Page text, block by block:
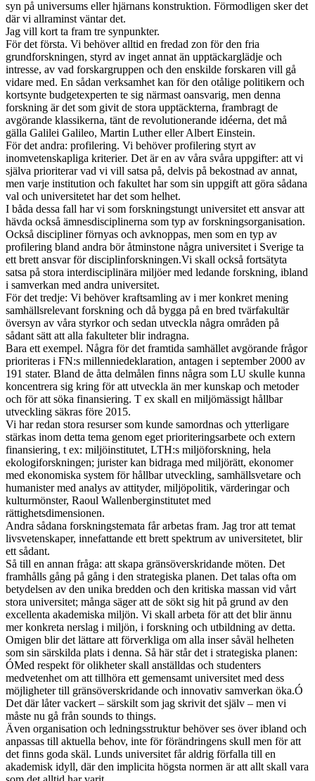
syn på universums eller hjärnans konstruktion. Förmodligen sker det
där vi allraminst väntar det.
Jag vill kort ta fram tre synpunkter.
För det första. Vi behöver alltid en fredad zon för den fria
grundforskningen, styrd av inget annat än upptäckarglädje och
intresse, av vad forskargruppen och den enskilde forskaren vill gå
vidare med. En sådan verksamhet kan för den otålige politikern och
kortsynte budgetexperten te sig närmast oansvarig, men denna
forskning är det som givit de stora upptäckterna, frambragt de
avgörande klassikerna, tänt de revolutionerande idéerna, det må
gälla Galilei Galileo, Martin Luther eller Albert Einstein.
För det andra: profilering. Vi behöver profilering styrt av
inomvetenskapliga kriterier. Det är en av våra svåra uppgifter: att vi
själva prioriterar vad vi vill satsa på, delvis på bekostnad av annat,
men varje institution och fakultet har som sin uppgift att göra sådana
val och universitetet har det som helhet.
I båda dessa fall har vi som forskningstungt universitet ett ansvar att
hävda också ämnesdisciplinerna som typ av forskningsorganisation.
Också discipliner förnyas och avknoppas, men som en typ av
profilering bland andra bör åtminstone några universitet i Sverige ta
ett brett ansvar för disciplinforskningen.Vi skall också fortsätyta
satsa på stora interdisciplinära miljöer med ledande forskning, ibland
i samverkan med andra universitet.
För det tredje: Vi behöver kraftsamling av i mer konkret mening
samhällsrelevant forskning och då bygga på en bred tvärfakultär
översyn av våra styrkor och sedan utveckla några områden på
sådant sätt att alla fakulteter blir indragna.
Bara ett exempel. Några för det framtida samhället avgörande frågor
prioriteras i FN:s millenniedeklaration, antagen i september 2000 av
191 stater. Bland de åtta delmålen finns några som LU skulle kunna
koncentrera sig kring för att utveckla än mer kunskap och metoder
och för att söka finansiering. T ex skall en miljömässigt hållbar
utveckling säkras före 2015.
Vi har redan stora resurser som kunde samordnas och ytterligare
stärkas inom detta tema genom eget prioriteringsarbete och extern
finansiering, t ex: miljöinstitutet, LTH:s miljöforskning, hela
ekologiforskningen; jurister kan bidraga med miljörätt, ekonomer
med ekonomiska system för hållbar utveckling, samhällsvetare och
humanister med analys av attityder, miljöpolitik, värderingar och
kulturmönster, Raoul Wallenberginstitutet med
rättighetsdimensionen.
Andra sådana forskningstemata får arbetas fram. Jag tror att temat
livsvetenskaper, innefattande ett brett spektrum av universitetet, blir
ett sådant.
Så till en annan fråga: att skapa gränsöverskridande möten. Det
framhålls gång på gång i den strategiska planen. Det talas ofta om
betydelsen av den unika bredden och den kritiska massan vid vårt
stora universitet; många säger att de sökt sig hit på grund av den
excellenta akademiska miljön. Vi skall arbeta för att det blir ännu
mer konkreta nerslag i miljön, i forskning och utbildning av detta.
Omigen blir det lättare att förverkliga om alla inser såväl helheten
som sin särskilda plats i denna. Så här står det i strategiska planen:
ÓMed respekt för olikheter skall anställdas och studenters
medvetenhet om att tillhöra ett gemensamt universitet med dess
möjligheter till gränsöverskridande och innovativ samverkan öka.Ó
Det där låter vackert – särskilt som jag skrivit det själv – men vi
måste nu gå från sounds to things.
Även organisation och ledningsstruktur behöver ses över ibland och
anpassas till aktuella behov, inte för förändringens skull men för att
det finns goda skäl. Lunds universitet får aldrig förfalla till en
akademisk idyll, där den implicita högsta normen är att allt skall vara